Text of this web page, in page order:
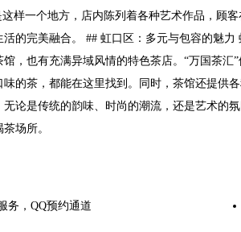
这样一个地方，店内陈列着各种艺术作品，顾
的完美融合。 ## 虹口区：多元与包容的魅
，也有充满异域风情的特色茶店。“万国茶
的茶，都能在这里找到。同时，茶馆还提供
无论是传统的韵味、时尚的潮流，还是艺术的
场所。
务，QQ预约通道